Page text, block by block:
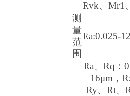
Rvk、Mr1
测
量
范
围
Ra:0.025-
Ra、Rq：
16μm，
Ry、Rt、